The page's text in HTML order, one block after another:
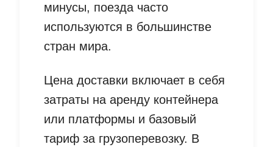
минусы, поезда часто
используются в большинстве
стран мира.
Цена доставки включает в себя
затраты на аренду контейнера
или платформы и базовый
тариф за грузоперевозку. В